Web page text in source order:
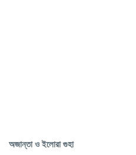
অজান্তাওইলোরাগুহা